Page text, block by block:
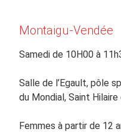
Montaigu-Vendée
Samedi de 10H00 à
Salle de l’Egault, pôle
du Mondial, Saint
Femmes à partir de 12